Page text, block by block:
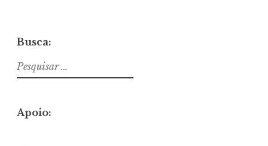
Busca:
Pesquisar
por:
Apoio: